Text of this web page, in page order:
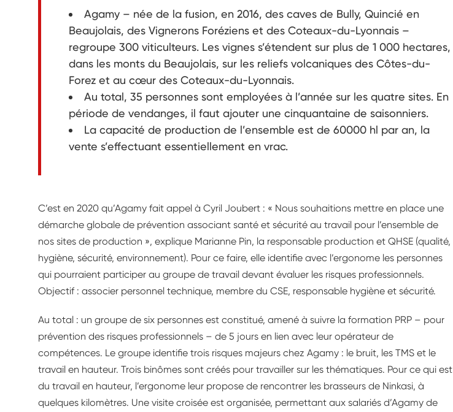
Agamy – née de la fusion, en 2016, des caves de Bully, Quincié en
Beaujolais, des Vignerons Foréziens et des Coteaux-du-Lyonnais –
regroupe 300 viticulteurs. Les vignes s’étendent sur plus de 1 000 hectares,
dans les monts du Beaujolais, sur les reliefs volcaniques des Côtes-du-
Forez et au cœur des Coteaux-du-Lyonnais.
Au total, 35 personnes sont employées à l’année sur les quatre sites. En
période de vendanges, il faut ajouter une cinquantaine de saisonniers.
La capacité de production de l’ensemble est de 60000 hl par an, la
vente s’effectuant essentiellement en vrac.
C’est en 2020 qu’Agamy fait appel à Cyril Joubert : « Nous souhaitions mettre en place une
démarche globale de prévention associant santé et sécurité au travail pour l’ensemble de
nos sites de production », explique Marianne Pin, la responsable production et QHSE (qualité,
hygiène, sécurité, environnement). Pour ce faire, elle identifie avec l’ergonome les personnes
qui pourraient participer au groupe de travail devant évaluer les risques professionnels.
Objectif : associer personnel technique, membre du CSE, responsable hygiène et sécurité.
Au total : un groupe de six personnes est constitué, amené à suivre la formation PRP – pour
prévention des risques professionnels – de 5 jours en lien avec leur opérateur de
compétences. Le groupe identifie trois risques majeurs chez Agamy : le bruit, les TMS et le
travail en hauteur. Trois binômes sont créés pour travailler sur les thématiques. Pour ce qui est
du travail en hauteur, l’ergonome leur propose de rencontrer les brasseurs de Ninkasi, à
quelques kilomètres. Une visite croisée est organisée, permettant aux salariés d’Agamy de